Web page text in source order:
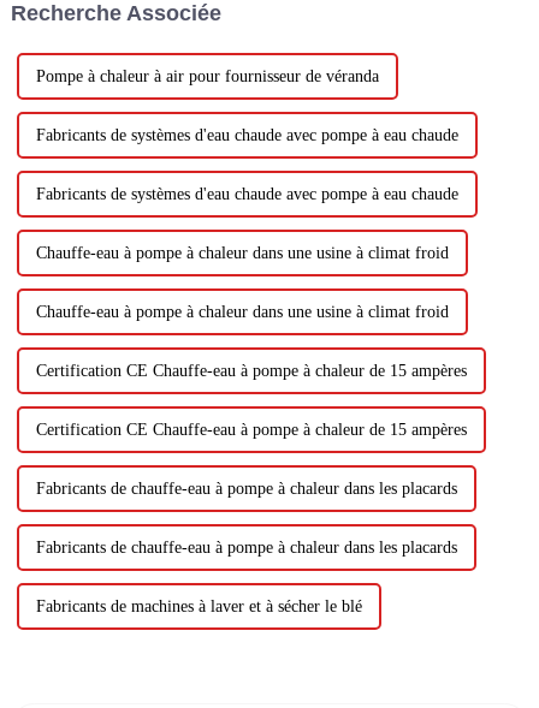
Recherche Associée
Pompe à chaleur à air pour fournisseur de véranda
Fabricants de systèmes d'eau chaude avec pompe à eau chaude
Fabricants de systèmes d'eau chaude avec pompe à eau chaude
Chauffe-eau à pompe à chaleur dans une usine à climat froid
Chauffe-eau à pompe à chaleur dans une usine à climat froid
Certification CE Chauffe-eau à pompe à chaleur de 15 ampères
Certification CE Chauffe-eau à pompe à chaleur de 15 ampères
Fabricants de chauffe-eau à pompe à chaleur dans les placards
Fabricants de chauffe-eau à pompe à chaleur dans les placards
Fabricants de machines à laver et à sécher le blé